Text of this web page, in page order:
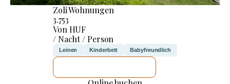
Zoli Wohnungen
3.753
Von HUF
/ Nacht / Person
Leinen Kinderbett Babyfreundlich